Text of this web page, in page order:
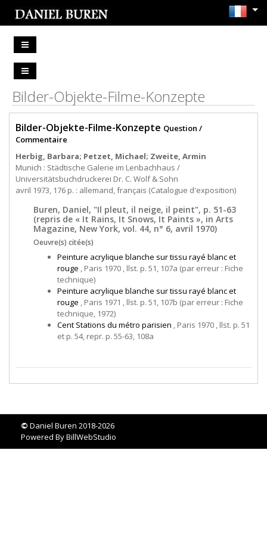
Bilder-Objekte-Filme-Konzepte
Bilder-Objekte-Filme-Konzepte Question /
Commentaire
Herbig, Barbara; Petzet, Michael; Zweite, Armin
Munich : Städtische Galerie im Lenbachhaus /
Universitätsbuchdruckerei Dr. C. Wolf & Sohn
avril 1973, 176 p. : allemand, français (Catalogue d'exposition)
Buren, Daniel, "Il pleut, il neige, il peint", p. 51-63
(repris de « It Rains, It Snows, It Paints », in Arts
Magazine, New York, vol. 44, n° 6, avril 1970)
Oeuvre(s) citée(s)
Peinture acrylique blanche sur tissu rayé blanc et
rouge , Paris 1970 , llst. p. 51, 107a (par erreur : Fiche
technique)
Peinture acrylique blanche sur tissu rayé blanc et
rouge , Paris 1971 , llst. p. 51, 107b (par erreur : Fiche
technique, 1972)
Cent Stations du métro parisien , Paris 1970 , llst. p. 51
et p. 54, repr. p. 55-63, 108a
© Daniel Buren 2018-2026
Powered ByBillWebStudio